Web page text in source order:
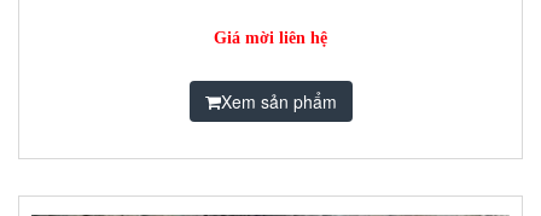
Giá mời liên hệ
Xem sản phẩm